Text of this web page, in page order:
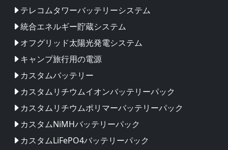
テレコムタワーバッテリーシステム
統合エネルギー貯蔵システム
オフグリッド太陽光発電システム
キャンプ旅行用の電源
カスタムバッテリー
カスタムリチウムイオンバッテリーパック
カスタムリチウムポリマーバッテリーパック
カスタムNiMHバッテリーパック
カスタムLiFePO4バッテリーパック